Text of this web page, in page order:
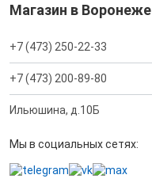
Магазин в Воронеже
+7 (473) 250-22-33
+7 (473) 200-89-80
Ильюшина, д.10Б
Мы в социальных сетях: